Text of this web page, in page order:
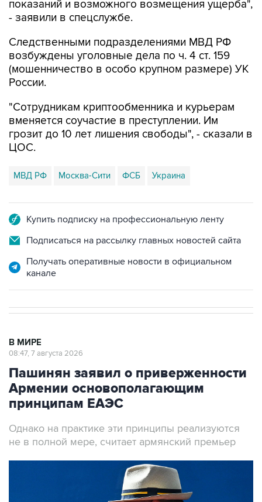
показаний и возможного возмещения ущерба",
- заявили в спецслужбе.
Следственными подразделениями МВД РФ
возбуждены уголовные дела по ч. 4 ст. 159
(мошенничество в особо крупном размере) УК
России.
"Сотрудникам криптообменника и курьерам
вменяется соучастие в преступлении. Им
грозит до 10 лет лишения свободы", - сказали в
ЦОС.
МВД РФ Москва-Сити ФСБ Украина
Купить подписку на профессиональную ленту
Подписаться на рассылку главных новостей сайта
Получать оперативные новости в официальном
канале
В МИРЕ
08:47, 7 августа 2026
Пашинян заявил о приверженности
Армении основополагающим
принципам ЕАЭС
Однако на практике эти принципы реализуются
не в полной мере, считает армянский премьер